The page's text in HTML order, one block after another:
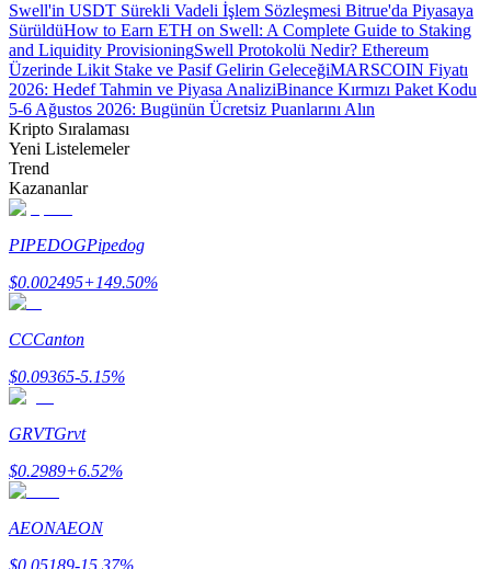
Bitrue
AI
Bitrue Ortakları
Bitrue İş Ortağı
Kullanıcı başına %65'e kadar komisyon!
Swell'in USDT Sürekli Vadeli İşlem Sözleşmesi Bitrue'da Piyasaya
SürüldüHow to Earn ETH on Swell: A Complete Guide to Staking
and Liquidity ProvisioningSwell Protokolü Nedir? Ethereum
Üzerinde Likit Stake ve Pasif Gelirin GeleceğiMARSCOIN Fiyatı
2026: Hedef Tahmin ve Piyasa AnaliziBinance Kırmızı Paket Kodu
5-6 Ağustos 2026: Bugünün Ücretsiz Puanlarını Alın
Kripto Sıralaması
Yeni Listelemeler
Trend
Kazananlar
PIPEDOGPipedog
$0.002495+149.50%
CCCanton
$0.09365-5.15%
GRVTGrvt
$0.2989+6.52%
AEONAEON